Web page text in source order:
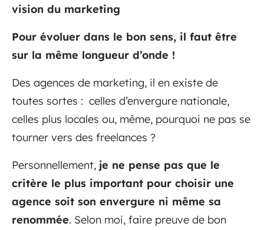
vision du marketing
Pour évoluer dans le bon sens, il faut être
sur la même longueur d’onde !
Des agences de marketing, il en existe de
toutes sortes : celles d’envergure nationale,
celles plus locales ou, même, pourquoi ne pas se
tourner vers des freelances ?
Personnellement, je ne pense pas que le
critère le plus important pour choisir une
agence soit son envergure ni même sa
renommée. Selon moi, faire preuve de bon